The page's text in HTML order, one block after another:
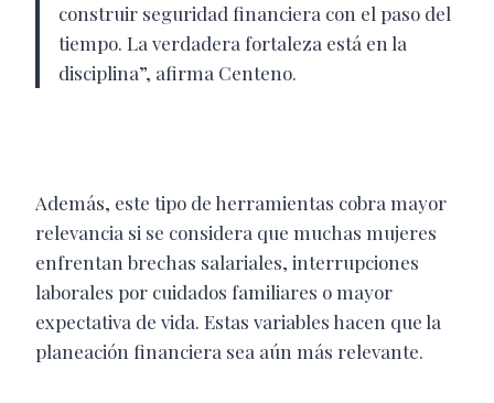
construir seguridad financiera con el paso del
tiempo. La verdadera fortaleza está en la
disciplina”, afirma Centeno.
Además, este tipo de herramientas cobra mayor
relevancia si se considera que muchas mujeres
enfrentan brechas salariales, interrupciones
laborales por cuidados familiares o mayor
expectativa de vida. Estas variables hacen que la
planeación financiera sea aún más relevante.